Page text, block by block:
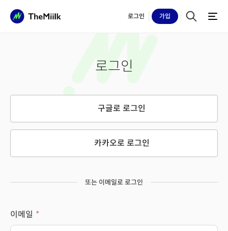
로그인 가입
로그인
구글로 로그인
카카오로 로그인
또는 이메일로 로그인
이메일